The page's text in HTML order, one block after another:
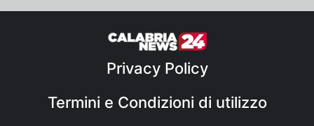
Privacy Policy
Termini e Condizioni di utilizzo